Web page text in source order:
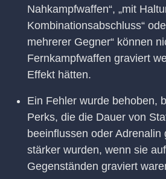
Nahkampfwaffen“, „mit
Kombinationsabschluss“
mehrerer Gegner“ können
Fernkampfwaffen graviert
Effekt hätten.
Ein Fehler wurde behoben,
Perks, die die Dauer von
beeinflussen oder Adrenalin
stärker wurden, wenn sie
Gegenständen graviert